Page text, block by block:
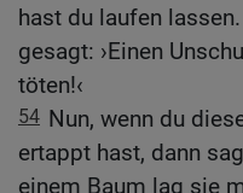
hast du laufen
gesagt: ›Einen
töten!‹
54 Nun, wenn du
ertappt hast, dann
einem Baum lag sie